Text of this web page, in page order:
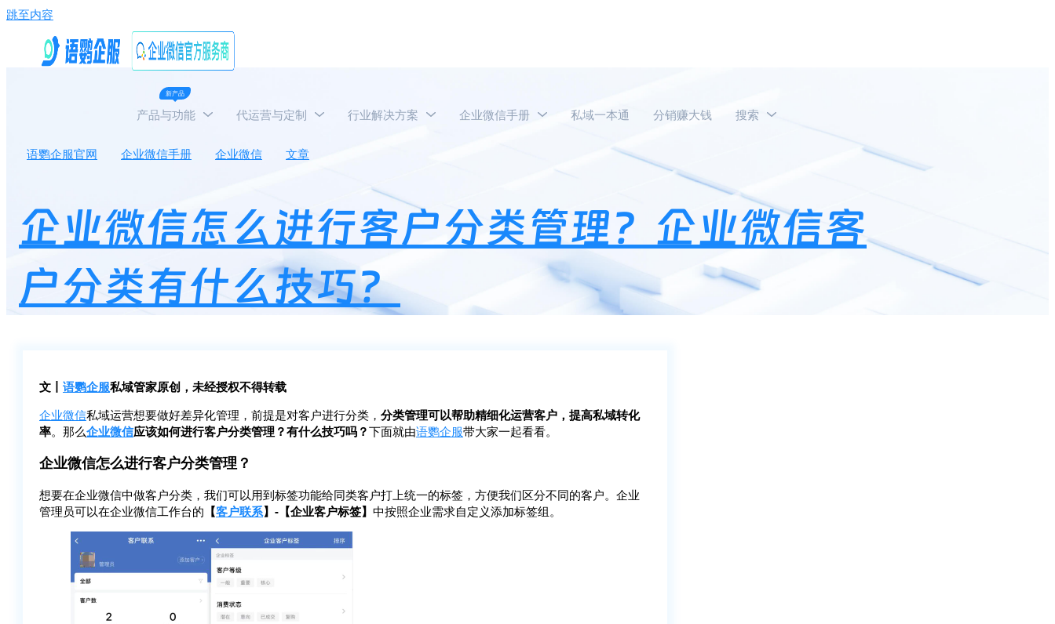
跳至内容
新产品
产品与功能 代运营与定制 行业解决方案 企业微信手册 私域一本通 分销赚大钱 搜索
语鹦企服官网 企业微信手册 企业微信 文章 企业微信怎么进行客户分类管理？企业微信客户分类有什么技巧？
企业微信怎么进行客户分类管理？企业微信客
户分类有什么技巧？
文丨 语鹦企服私域管家原创，未经授权不得转载
企业微信私域运营想要做好差异化管理，前提是对客户进行分类， 分类管理可以帮助精细化运营客户，提高私域转化
率。那么企业微信应该如何进行客户分类管理？有什么技巧吗？下面就由语鹦企服带大家一起看看。
企业微信怎么进行客户分类管理？
想要在企业微信中做客户分类，我们可以用到标签功能给同类客户打上统一的标签，方便我们区分不同的客户。企业
管理员可以在企业微信工作台的 【客户联系】-【企业客户标签】 中按照企业需求自定义添加标签组。